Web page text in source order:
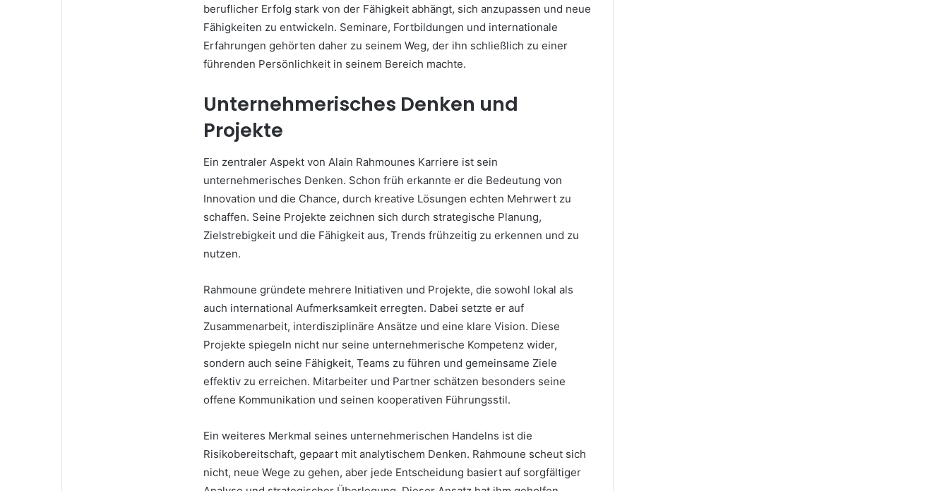
beruflicher Erfolg stark von der Fähigkeit abhängt, sich anzupassen und neue
Fähigkeiten zu entwickeln. Seminare, Fortbildungen und internationale
Erfahrungen gehörten daher zu seinem Weg, der ihn schließlich zu einer
führenden Persönlichkeit in seinem Bereich machte.
Unternehmerisches Denken und
Projekte
Ein zentraler Aspekt von Alain Rahmounes Karriere ist sein
unternehmerisches Denken. Schon früh erkannte er die Bedeutung von
Innovation und die Chance, durch kreative Lösungen echten Mehrwert zu
schaffen. Seine Projekte zeichnen sich durch strategische Planung,
Zielstrebigkeit und die Fähigkeit aus, Trends frühzeitig zu erkennen und zu
nutzen.
Rahmoune gründete mehrere Initiativen und Projekte, die sowohl lokal als
auch international Aufmerksamkeit erregten. Dabei setzte er auf
Zusammenarbeit, interdisziplinäre Ansätze und eine klare Vision. Diese
Projekte spiegeln nicht nur seine unternehmerische Kompetenz wider,
sondern auch seine Fähigkeit, Teams zu führen und gemeinsame Ziele
effektiv zu erreichen. Mitarbeiter und Partner schätzen besonders seine
offene Kommunikation und seinen kooperativen Führungsstil.
Ein weiteres Merkmal seines unternehmerischen Handelns ist die
Risikobereitschaft, gepaart mit analytischem Denken. Rahmoune scheut sich
nicht, neue Wege zu gehen, aber jede Entscheidung basiert auf sorgfältiger